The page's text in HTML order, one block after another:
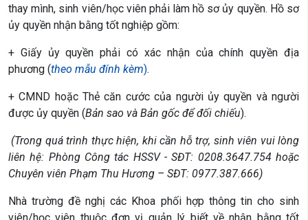
thay mình, sinh viên/học viên phải làm hồ sơ ủy quyền. Hồ sơ
ủy quyền nhận bằng tốt nghiệp gồm:
+ Giấy ủy quyền phải có xác nhận của chính quyền địa
phương (theo mẫu đính kèm).
+ CMND hoặc Thẻ căn cước của người ủy quyền và người
được ủy quyền (Bản sao và Bản gốc để đối chiếu).
(Trong quá trình thực hiện, khi cần hỗ trợ, sinh viên vui lòng
liên hệ: Phòng Công tác HSSV - SĐT: 0208.3647.754 hoặc
Chuyên viên Phạm Thu Hương – SĐT: 0977.387.666)
Nhà trường đề nghị các Khoa phối hợp thông tin cho sinh